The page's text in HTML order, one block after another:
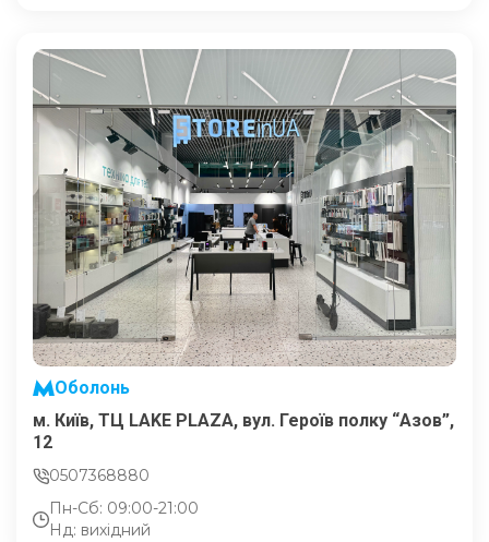
Оболонь
м. Київ, ТЦ LAKE PLAZA, вул. Героїв полку “Азов”,
12
0507368880
Пн-Сб: 09:00-21:00
Нд: вихідний